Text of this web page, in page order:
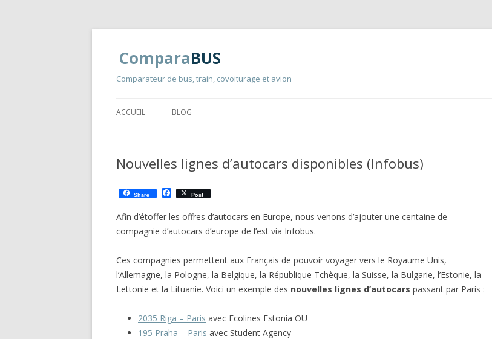
ComparaBUS
Comparateur de bus, train, covoiturage et avion
ACCUEIL BLOG
Nouvelles lignes d’autocars disponibles (Infobus)
Share
a
c
e
b
k
Post
Afin d’étoffer les offres d’autocars en Europe, nous venons d’ajouter une centaine de
compagnie d’autocars d’europe de l’est via Infobus.
Ces compagnies permettent aux Français de pouvoir voyager vers le Royaume Unis,
l’Allemagne, la Pologne, la Belgique, la République Tchèque, la Suisse, la Bulgarie, l’Estonie, la
Lettonie et la Lituanie. Voici un exemple des nouvelles lignes d’autocars passant par Paris :
2035 Riga – Paris avec Ecolines Estonia OU
195 Praha – Paris avec Student Agency